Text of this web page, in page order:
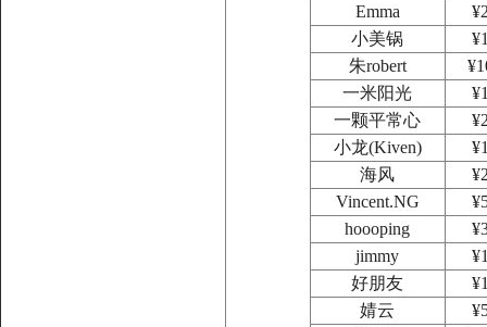
Emma
小美锅
朱robert
一米阳光
一颗平常心
小龙(Kiven)
海风
Vincent.NG
hoooping
jimmy
好朋友
婧云